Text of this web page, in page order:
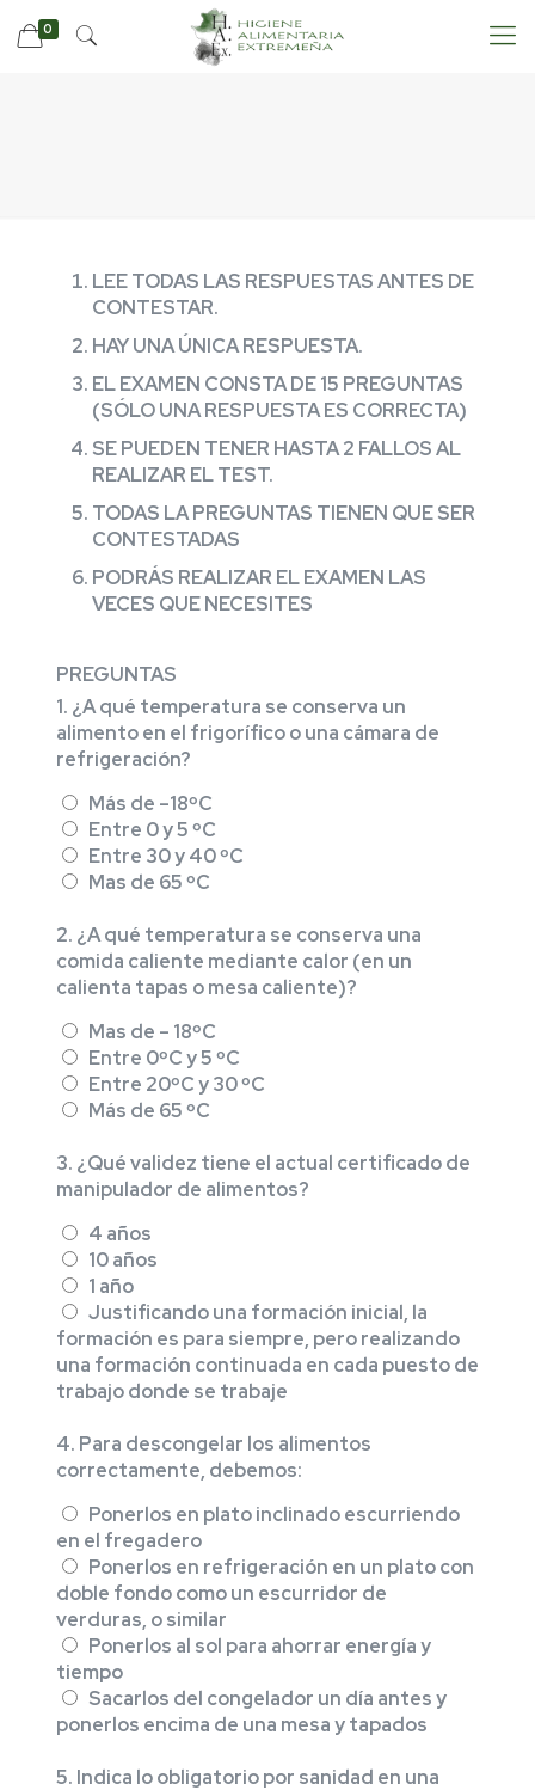
0
LEE TODAS LAS RESPUESTAS ANTES DE
CONTESTAR.
HAY UNA ÚNICA RESPUESTA.
EL EXAMEN CONSTA DE 15 PREGUNTAS
(SÓLO UNA RESPUESTA ES CORRECTA)
SE PUEDEN TENER HASTA 2 FALLOS AL
REALIZAR EL TEST.
TODAS LA PREGUNTAS TIENEN QUE SER
CONTESTADAS
PODRÁS REALIZAR EL EXAMEN LAS
VECES QUE NECESITES
PREGUNTAS
1. ¿A qué temperatura se conserva un
alimento en el frigorífico o una cámara de
refrigeración?
Más de –18ºC
Entre 0 y 5 ºC
Entre 30 y 40 ºC
Mas de 65 ºC
2. ¿A qué temperatura se conserva una
comida caliente mediante calor (en un
calienta tapas o mesa caliente)?
Mas de – 18ºC
Entre 0ºC y 5 ºC
Entre 20ºC y 30 ºC
Más de 65 ºC
3. ¿Qué validez tiene el actual certificado de
manipulador de alimentos?
4 años
10 años
1 año
Justificando una formación inicial, la
formación es para siempre, pero realizando
una formación continuada en cada puesto de
trabajo donde se trabaje
4. Para descongelar los alimentos
correctamente, debemos:
Ponerlos en plato inclinado escurriendo
en el fregadero
Ponerlos en refrigeración en un plato con
doble fondo como un escurridor de
verduras, o similar
Ponerlos al sol para ahorrar energía y
tiempo
Sacarlos del congelador un día antes y
ponerlos encima de una mesa y tapados
5. Indica lo obligatorio por sanidad en una